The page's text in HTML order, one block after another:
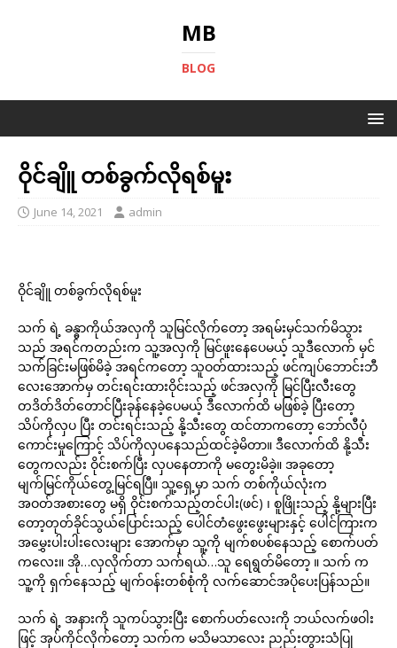
MB
BLOG
ဝိုင်ချိူ တစ်ခွက်လိုရစ်မူး
June 14, 2021 admin
ဝိုင်ချိူ တစ်ခွက်လိုရစ်မူး
သက် ရဲ့ ခန္ဓာကိုယ်အလှကို သူမြင်လိုက်တော့ အရမ်းမှင်သက်မိသွား
သည် အရင်ကတည်းက သူ့အလှကို မြင်ဖူးနေပေမယ့် သူဒီလောက် မှင်
သက်ခြင်းမဖြစ်မိခဲ့ အရင်ကတော့ သူဝတ်ထားသည့် ဖင်ကျပ်ဘောင်းဘီ
လေးအောက်မှ တင်းရင်းထားဝိုင်းသည့် ဖင်အလှကို မြင်ပြီးလီးတွေ
တဒိတ်ဒိတ်တောင်ပြီးခုန်နေခဲ့ပေမယ့် ဒီလောက်ထိ မဖြစ်ခဲ့ ပြီးတော့
သိပ်ကိုလှပ ပြီး တင်းရင်းသည့် နို့သီးတွေ ထင်တာကတော့ ဘော်လီပုံ
ကောင်းမှုကြောင့် သိပ်ကိုလှပနေသည်ထင်ခဲ့မိတာ။ ဒီလောက်ထိ နို့သီး
တွေကလည်း ဝိုင်းစက်ပြီး လှပနေတာကို မတွေးမိခဲ့။ အခုတော့
မျက်မြင်ကိုယ်တွေ့မြင်ရပြီ။ သူ့ရှေ့မှာ သက် တစ်ကိုယ်လုံးက
အဝတ်အစားတွေ မရှိ ဝိုင်းစက်သည့်တင်ပါး(ဖင်) ၊ စူဖြိုးသည့် နို့များပြီး
တော့တုတ်ခိုင်သွယ်ပြောင်းသည့် ပေါင်တံဖွေးဖွေးများနှင့် ပေါင်ကြားက
အမွှေးပါးပါးလေးများ အောက်မှာ သူ့ကို မျက်စပစ်နေသည့် စောက်ပတ်
ကလေး။ အို…လှလိုက်တာ သက်ရယ်…သူ ရေရွတ်မိတော့ ။ သက် က
သူ့ကို ရှက်နေသည့် မျက်ဝန်းတစ်စုံကို လက်ဆောင်အပိုပေးပြန်သည်။
သက် ရဲ့ အနားကို သူကပ်သွားပြီး စောက်ပတ်လေးကို ဘယ်လက်ဖဝါး
ဖြင့် အုပ်ကိုင်လိုက်တော့ သက်က မသိမသာလေး ညည်းတွားသံပြု